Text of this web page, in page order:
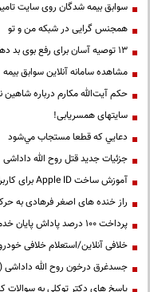
سوابق بیمه شدگان روی سایت
همجنس گرایی در شبکه من و تو
13 توصیه آسان برای رفع بوی بد دهان
مشاهده سامانه آنلاين سوابق بیمه
حكم آيت‌الله مكارم درباره
سایتهای همسریابی!
دعايي كه قطعا مستجاب مي‌شود
جزئیات جدید قتل روح الله داداشی
آموزش ساخت Apple ID برای کاربران ایرانی
راز خنده های اصغر فرهادی به
پرداخت ۱۰۰ درصد پاداش پایان خدمت فرهنگیان
خلافی آنلاین/استعلام خلافی
جسدغرق درخون روح الله